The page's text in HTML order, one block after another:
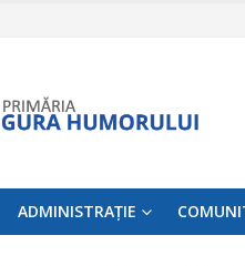
ADMINISTRAȚIE